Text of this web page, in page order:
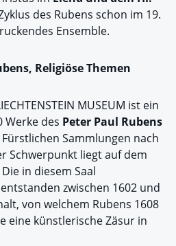
des Rubens schon im 19.
Ensemble.
Religiöse Themen
MUSEUM ist ein
Werke des Peter Paul Rubens
Sammlungen nach
Schwerpunkt liegt auf dem
in diesem Saal
zwischen 1602 und
von welchem Rubens 1608
eine künstlerische Zäsur in